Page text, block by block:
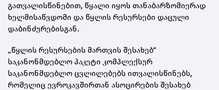
გათვალისწინებით, წყალი იყოს თანაბარზომიერად
ხელმისაწვდომი და წყლის რესურსები დაცული
დაბინძურებისგან.
„წყლის რესურსების მართვის შესახებ“
საკანონმდებლო პაკეტი კომპლექსურ
საკანონმდებლო ცვლილებებს ითვალისწინებს,
რომელიც ევროკავშირთან ასოცირების შესახებ